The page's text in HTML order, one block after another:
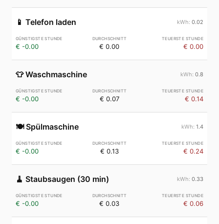
📱 Telefon laden 0.02
€ -0.00 € 0.00 € 0.00
👕 Waschmaschine 0.8
€ -0.00 € 0.07 € 0.14
🍽️ Spülmaschine 1.4
€ -0.00 € 0.13 € 0.24
🧹 Staubsaugen (30 min) 0.33
€ -0.00 € 0.03 € 0.06